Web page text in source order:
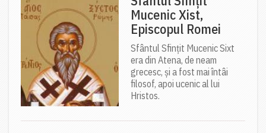
Mucenic Xist,
Episcopul Romei
Sfântul Sfințit Mucenic Sixt
era din Atena, de neam
grecesc, și a fost mai întâi
filosof, apoi ucenic al lui
Hristos.